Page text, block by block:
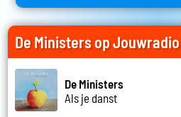
De Ministers op Jouwradio
De Ministers
Als je danst